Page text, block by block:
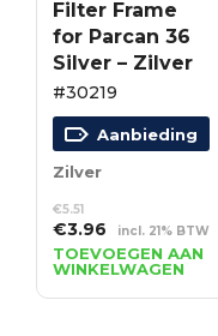
Filter Frame
for Parcan 36
Silver – Zilver
#30219
Aanbieding
Zilver
€5.51
Oorspronkelijke
prijs
was:
€5.51.
€3.96Huidige
prijs
is:
€3.96.
incl. 21% BTW
TOEVOEGEN AAN
WINKELWAGEN